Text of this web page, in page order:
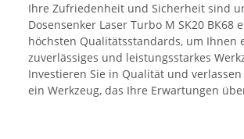
Ihre Zufriedenheit und Sicherheit sind
Dosensenker Laser Turbo M SK20 BK68
höchsten Qualitätsstandards, um Ihnen
zuverlässiges und leistungsstarkes
Investieren Sie in Qualität und
ein Werkzeug, das Ihre Erwartungen